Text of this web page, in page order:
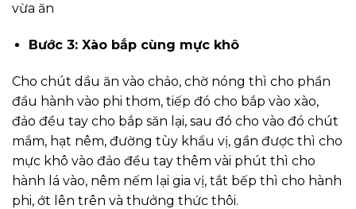
vừa ăn
Bước 3: Xào bắp cùng mực khô
Cho chút dầu ăn vào chảo, chờ nóng thì cho phần
đầu hành vào phi thơm, tiếp đó cho bắp vào xào,
đảo đều tay cho bắp săn lại, sau đó cho vào đó chút
mắm, hạt nêm, đường tùy khẩu vị, gần được thì cho
mực khô vào đảo đều tay thêm vài phút thì cho
hành lá vào, nêm nếm lại gia vị, tắt bếp thì cho hành
phi, ớt lên trên và thưởng thức thôi.